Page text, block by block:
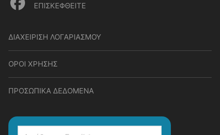
ΕΠΙΣΚΕΦΘΕΙΤΕ
ΔΙΑΧΕΙΡΙΣΗ ΛΟΓΑΡΙΑΣΜΟΥ
ΟΡΟΙ ΧΡΗΣΗΣ
ΠΡΟΣΩΠΙΚΑ ΔΕΔΟΜΕΝΑ